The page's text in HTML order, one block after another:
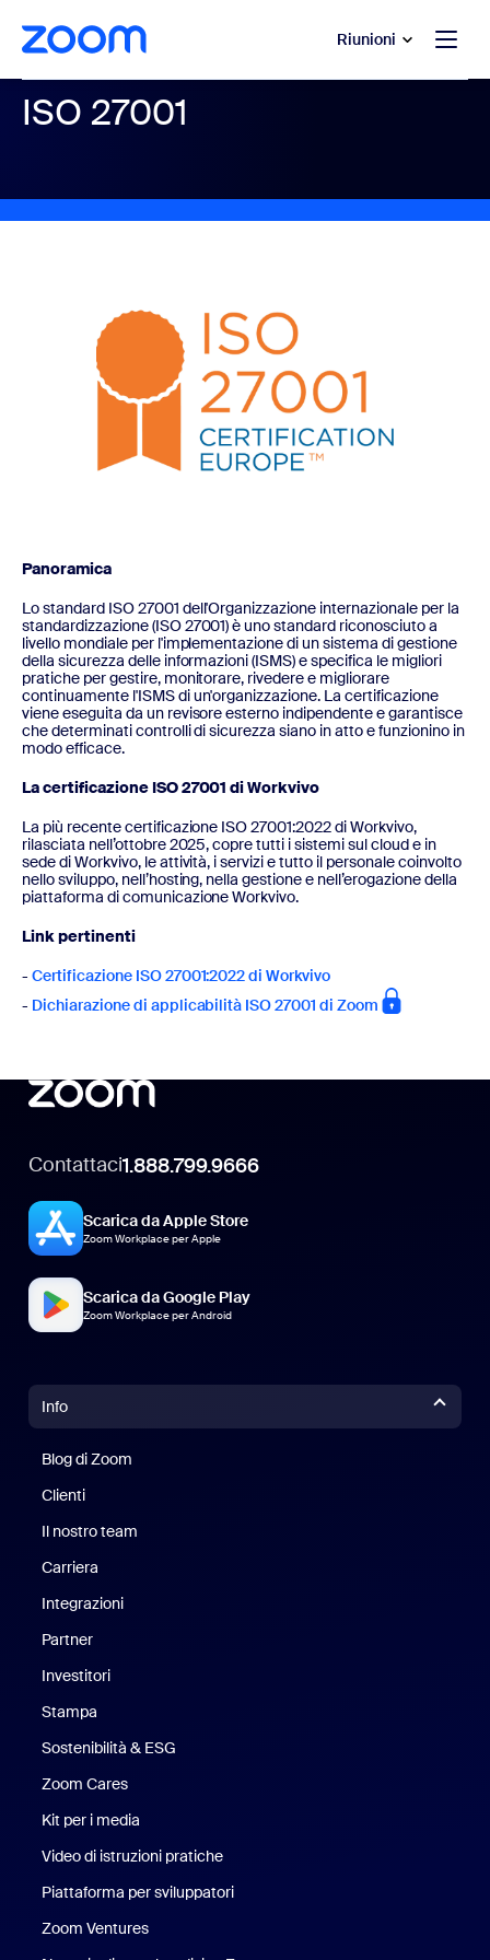
principale
di assistenza Riunioni
ISO 27001
Panoramica
Lo standard ISO 27001 dell'Organizzazione internazionale per la
standardizzazione (ISO 27001) è uno standard riconosciuto a
livello mondiale per l'implementazione di un sistema di gestione
della sicurezza delle informazioni (ISMS) e specifica le migliori
pratiche per gestire, monitorare, rivedere e migliorare
continuamente l'ISMS di un'organizzazione. La certificazione
viene eseguita da un revisore esterno indipendente e garantisce
che determinati controlli di sicurezza siano in atto e funzionino in
modo efficace.
La certificazione ISO 27001 di Workvivo
La più recente certificazione ISO 27001:2022 di Workvivo,
rilasciata nell’ottobre 2025, copre tutti i sistemi sul cloud e in
sede di Workvivo, le attività, i servizi e tutto il personale coinvolto
nello sviluppo, nell’hosting, nella gestione e nell’erogazione della
piattaforma di comunicazione Workvivo.
Link pertinenti
- Certificazione ISO 27001:2022 di Workvivo
- Dichiarazione di applicabilità ISO 27001 di Zoom
Contattaci1.888.799.9666
Scarica da Apple Store
Zoom Workplace per Apple
Scarica da Google Play
Zoom Workplace per Android
Info
Blog di Zoom
Clienti
Il nostro team
Carriera
Integrazioni
Partner
Investitori
Stampa
Sostenibilità & ESG
Zoom Cares
Kit per i media
Video di istruzioni pratiche
Piattaforma per sviluppatori
Zoom Ventures